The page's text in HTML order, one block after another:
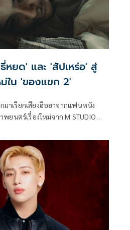
ยด' และ 'สัปเหร่อ' สู่
ใน 'ของแขก 2'
าเรียกเสียงฮือฮาจากแฟนหนัง
ยนตร์เรื่องใหม่จาก M STUDIO
งที่แฟนหนังผีไทยคุ้นเคยเป็นอย่างดี
กบท “แย้ม” ในภาพยนตร์ “ธี่หยด”
จากบท “ผีใบข้าว” ในภาพยนตร์
มาพร้อมบทบาทใหม่ในเรื่องราว
ลกของญินและความลี้ลับแห่งเขาบู